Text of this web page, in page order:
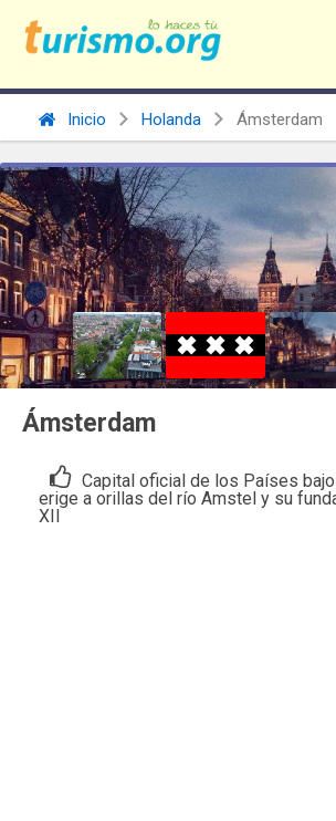
Inicio Holanda Ámsterdam
Ámsterdam
Capital oficial de los Países
erige a orillas del río Amstel y su
XII